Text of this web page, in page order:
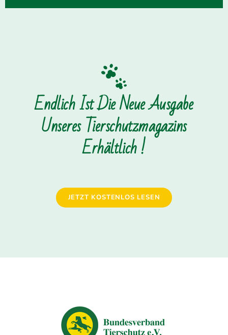
Endlich Ist Die Neue Ausgabe
Unseres Tierschutzmagazins
Erhältlich !
JETZT KOSTENLOS LESEN